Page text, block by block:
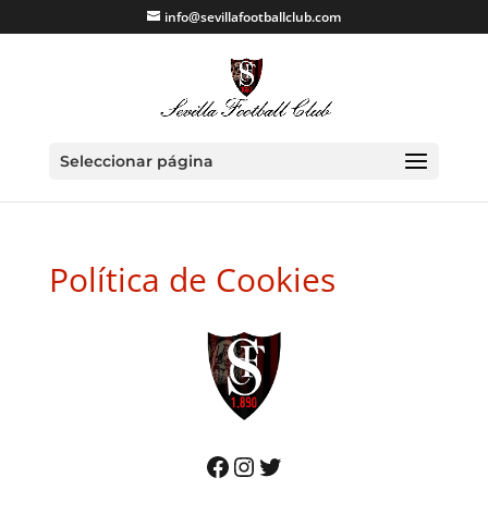
info@sevillafootballclub.com
Seleccionar página
Política de Cookies
Facebook
Instagram
Twitter